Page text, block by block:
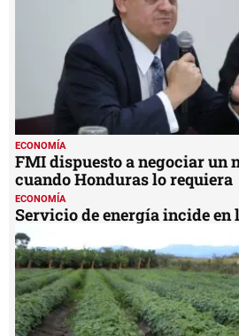
ECONOMÍA
FMI dispuesto a negociar un
cuando Honduras lo requiera
ECONOMÍA
Servicio de energía incide